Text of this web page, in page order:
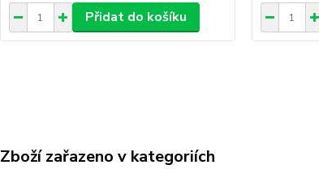
Přidat do košíku
Zboží zařazeno v kategoriích